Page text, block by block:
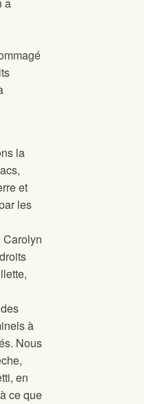
a
la
et
les
Carolyn
à
Nous
en
ce que